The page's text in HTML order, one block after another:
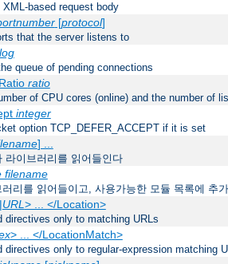
based request body
[protocol]
that the server listens to
queue of pending connections
ratio
of CPU cores (online) and the number of
integer
option TCP_DEFER_ACCEPT if it is set
] ...
라이브러리를 읽어들인다
filename
리를 읽어들이고, 사용가능한 모듈 목록에 추
|URL> ... </Location>
directives only to matching URLs
> ... </LocationMatch>
directives only to regular-expression matching